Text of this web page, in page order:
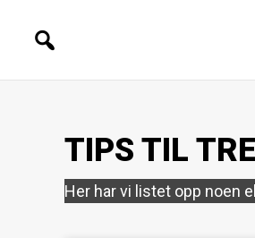
TIPS TIL
Her har vi listet opp noen